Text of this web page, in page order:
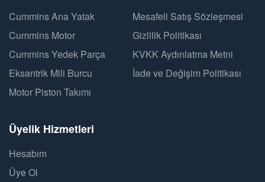
Cummins Ana Yatak
Cummins Motor
Cummins Yedek Parça
Eksantrik Mili Burcu
Motor Piston Takımı
Mesafeli Satış Sözleşmesi
Gizlilik Politikası
KVKK Aydınlatma Metni
İade ve Değişim Politikası
Üyelik Hizmetleri
Hesabım
Üye Ol